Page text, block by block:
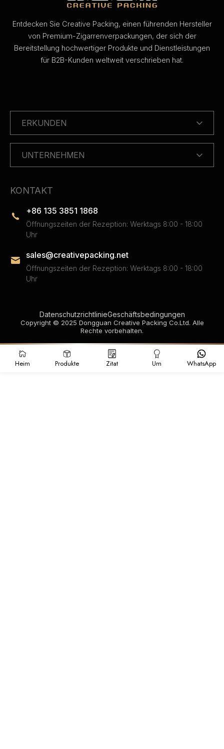
Entdecken Sie Creative Packing, einen führenden Hersteller
von Premium-Zigarrenverpackungen, der sich der
Bereitstellung hochwertiger Produkte und Dienstleistungen
für B2B-Kunden weltweit verschrieben hat.
ERKUNDEN
UNTERNEHMEN
KONTAKT
+86 135 3851 1868
Öffnungszeiten der Rezeption: Werktags 8:00 - 18:00
Uhr
sales@creativepacking.net
Öffnungszeiten der Rezeption: Werktags 8:00 - 18:00
Uhr
Copyright © 2025 Dongguan Creative Packing Co.Ltd. Alle
Rechte vorbehalten.
DatenschutzrichtlinieGeschäftsbedingungen
Heim Produkte Zitat Um WhatsApp